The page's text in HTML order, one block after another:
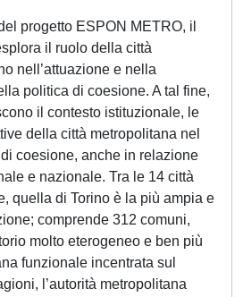
progetto ESPON METRO, il
il ruolo della città
nell’attuazione e nella
politica di coesione. A tal fine,
il contesto istituzionale, le
della città metropolitana nel
coesione, anche in relazione
e nazionale. Tra le 14 città
quella di Torino è la più ampia e
comprende 312 comuni,
molto eterogeneo e ben più
funzionale incentrata sul
l’autorità metropolitana